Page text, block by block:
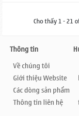
Cho thấy 1 - 21
Thông tin
Về chúng tôi
Giới thiệu Website
Các dòng sản phẩm
Thông tin liên hệ